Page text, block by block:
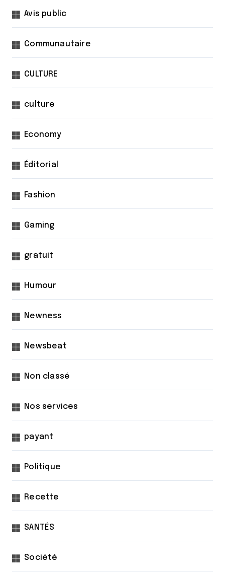
Avis public
Communautaire
CULTURE
culture
Economy
Éditorial
Fashion
Gaming
gratuit
Humour
Newness
Newsbeat
Non classé
Nos services
payant
Politique
Recette
SANTÉS
Société